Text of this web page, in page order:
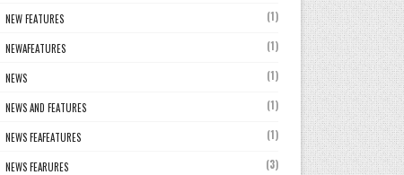
NEW FEATURES (1)
NEWAFEATURES (1)
NEWS (1)
NEWS AND FEATURES (1)
NEWS FEAFEATURES (1)
NEWS FEARURES (3)